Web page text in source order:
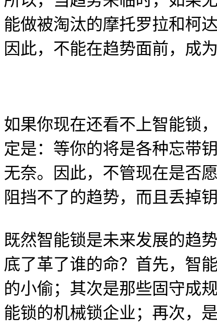
能做被淘汰的摩托罗拉和柯
因此，不能在趋势面前，成
如果你现在还看不上智能锁
定是：等你的将是各种忘带
无奈。因此，不管现在是否
阻挡不了的趋势，而且丢掉
既然智能锁是未来发展的趋
底了革了谁的命？首先，智
的小偷；其次是那些固守成
能锁的机械锁企业；再次，